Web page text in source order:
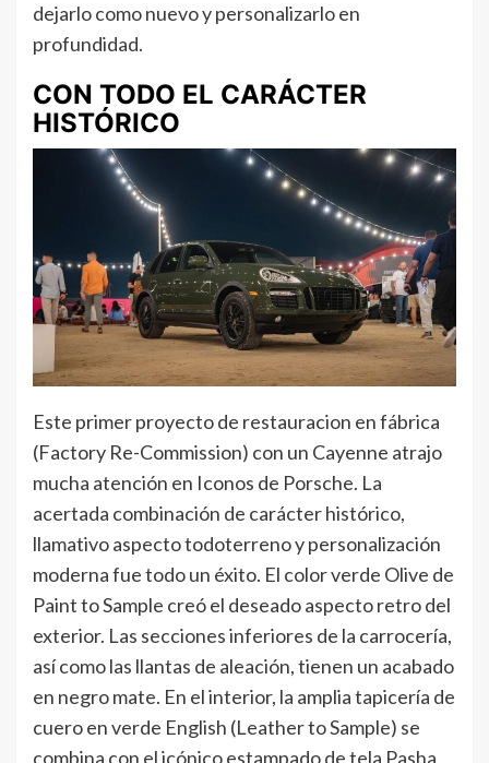
dejarlo como nuevo y personalizarlo en
profundidad.
CON TODO EL CARÁCTER
HISTÓRICO
Este primer proyecto de restauracion en fábrica
(Factory Re-Commission) con un Cayenne atrajo
mucha atención en Iconos de Porsche. La
acertada combinación de carácter histórico,
llamativo aspecto todoterreno y personalización
moderna fue todo un éxito. El color verde Olive de
Paint to Sample creó el deseado aspecto retro del
exterior. Las secciones inferiores de la carrocería,
así como las llantas de aleación, tienen un acabado
en negro mate. En el interior, la amplia tapicería de
cuero en verde English (Leather to Sample) se
combina con el icónico estampado de tela Pasha